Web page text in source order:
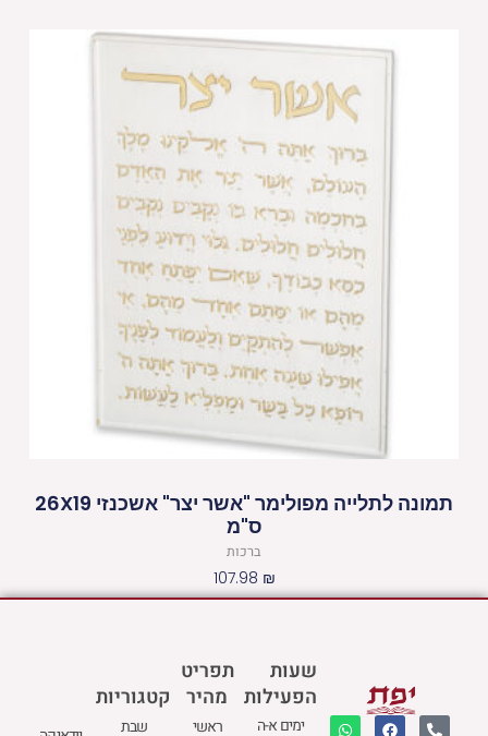
תמונה לתלייה מפולימר "אשר יצר" אשכנזי 26X19
ס"מ
ברכות
107.98 ₪
שעות
הפעילות
ימים א-ה
תפריט
מהיר
ראשי P
F
W E
M
קטגוריות
שבת